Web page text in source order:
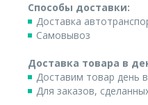
Способы доставки:
Доставка
Самовывоз
Доставка товара в
Доставим товар день
Для заказов,